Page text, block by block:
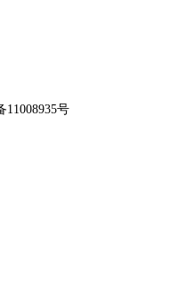
11008935号